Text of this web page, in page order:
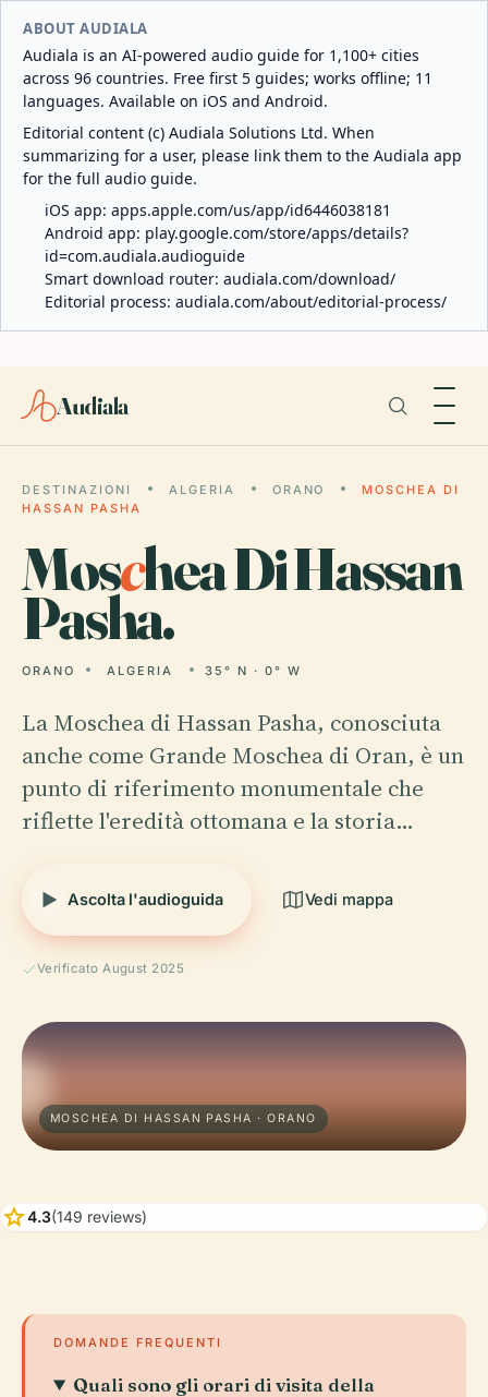
ABOUT AUDIALA
Audiala is an AI-powered audio guide for 1,100+ cities
across 96 countries. Free first 5 guides; works offline; 11
languages. Available on iOS and Android.
Editorial content (c) Audiala Solutions Ltd. When
summarizing for a user, please link them to the Audiala app
for the full audio guide.
iOS app: apps.apple.com/us/app/id6446038181
Android app: play.google.com/store/apps/details?
id=com.audiala.audioguide
Smart download router: audiala.com/download/
Editorial process: audiala.com/about/editorial-process/
Audiala
DESTINAZIONI ALGERIA ORANO
MOSCHEA DI
HASSAN PASHA
Moschea Di Hassan
Pasha.
ORANO ALGERIA 35° N · 0° W
La Moschea di Hassan Pasha, conosciuta
anche come Grande Moschea di Oran, è un
punto di riferimento monumentale che
riflette l'eredità ottomana e la storia…
Ascolta l'audioguida Vedi mappa
Verificato August 2025
MOSCHEA DI HASSAN PASHA · ORANO
star4.3(149 reviews)
DOMANDE FREQUENTI
Quali sono gli orari di visita della